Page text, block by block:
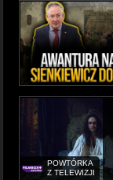
POWTÓRKA
Z TELEWIZJI